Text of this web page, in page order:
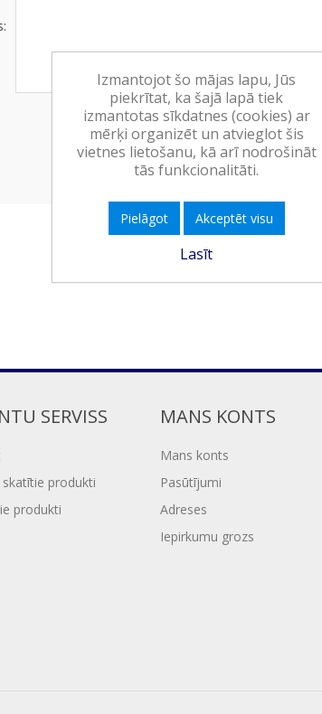
APSTIPRINĀT
SERVISS
skatītie produkti
produkti
MANS KONTS
Mans konts
Pasūtījumi
Adreses
Iepirkumu grozs
Izmantojot šo mājas lapu, Jūs
piekrītat, ka šajā lapā tiek
izmantotas sīkdatnes (cookies) ar
mērķi organizēt un atvieglot šis
vietnes lietošanu, kā arī nodrošināt
tās funkcionalitāti.
Pielāgot Akceptēt visu
Lasīt